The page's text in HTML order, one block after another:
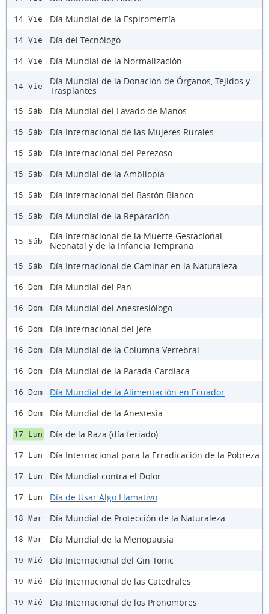
14 Vie Día Mundial de la Espirometría
14 Vie Día del Tecnólogo
14 Vie Día Mundial de la Normalización
14 Vie
Día Mundial de la Donación de Órganos, Tejidos y
Trasplantes
15 Sáb Día Mundial del Lavado de Manos
15 Sáb Día Internacional de las Mujeres Rurales
15 Sáb Día Internacional del Perezoso
15 Sáb Día Mundial de la Ambliopía
15 Sáb Día Internacional del Bastón Blanco
15 Sáb Día Mundial de la Reparación
15 Sáb
Día Internacional de la Muerte Gestacional,
Neonatal y de la Infancia Temprana
15 Sáb Día Internacional de Caminar en la Naturaleza
16 Dom Día Mundial del Pan
16 Dom Día Mundial del Anestesiólogo
16 Dom Día Internacional del Jefe
16 Dom Día Mundial de la Columna Vertebral
16 Dom Día Mundial de la Parada Cardiaca
16 Dom Día Mundial de la Alimentación en Ecuador
16 Dom Día Mundial de la Anestesia
17 Lun Día de la Raza (día feriado)
17 Lun Día Internacional para la Erradicación de la Pobreza
17 Lun Día Mundial contra el Dolor
17 Lun Día de Usar Algo Llamativo
18 Mar Día Mundial de Protección de la Naturaleza
18 Mar Día Mundial de la Menopausia
19 Mié Día Internacional del Gin Tonic
19 Mié Día Internacional de las Catedrales
19 Mié Dia Internacional de los Pronombres